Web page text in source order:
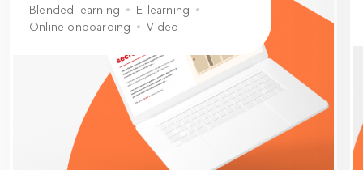
Blended learning
E-learning
Online onboarding
Video